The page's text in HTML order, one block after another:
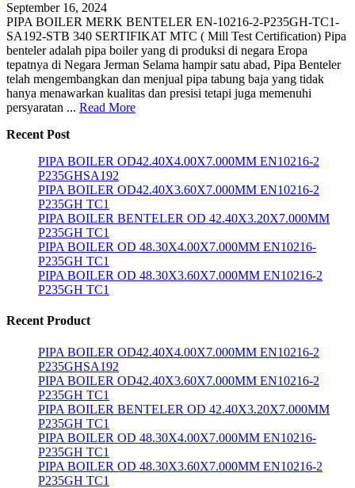
September 16, 2024
PIPA BOILER MERK BENTELER EN-10216-2-P235GH-TC1-
SA192-STB 340 SERTIFIKAT MTC ( Mill Test Certification) Pipa
benteler adalah pipa boiler yang di produksi di negara Eropa
tepatnya di Negara Jerman Selama hampir satu abad, Pipa Benteler
telah mengembangkan dan menjual pipa tabung baja yang tidak
hanya menawarkan kualitas dan presisi tetapi juga memenuhi
persyaratan ... Read More
Recent Post
PIPA BOILER OD42.40X4.00X7.000MM EN10216-2
P235GHSA192
PIPA BOILER OD42.40X3.60X7.000MM EN10216-2
P235GH TC1
PIPA BOILER BENTELER OD 42.40X3.20X7.000MM
P235GH TC1
PIPA BOILER OD 48.30X4.00X7.000MM EN10216-
P235GH TC1
PIPA BOILER OD 48.30X3.60X7.000MM EN10216-2
P235GH TC1
Recent Product
PIPA BOILER OD42.40X4.00X7.000MM EN10216-2
P235GHSA192
PIPA BOILER OD42.40X3.60X7.000MM EN10216-2
P235GH TC1
PIPA BOILER BENTELER OD 42.40X3.20X7.000MM
P235GH TC1
PIPA BOILER OD 48.30X4.00X7.000MM EN10216-
P235GH TC1
PIPA BOILER OD 48.30X3.60X7.000MM EN10216-2
P235GH TC1